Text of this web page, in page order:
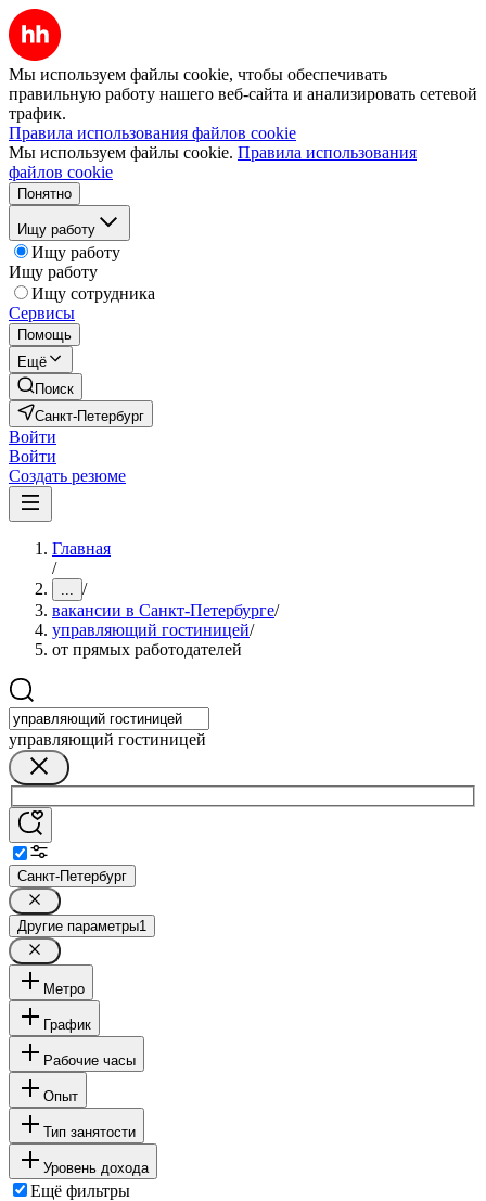
Мы используем файлы cookie, чтобы обеспечивать
правильную работу нашего веб-сайта и анализировать сетевой
трафик.
Правила использования файлов cookie
Мы используем файлы cookie. Правила использования
файлов cookie
Понятно
Ищу работу
Ищу работу
Ищу работу
Ищу сотрудника
Сервисы
Помощь
Ещё
Поиск
Санкт-Петербург
Войти
Войти
Создать резюме
Главная
/
... /
вакансии в Санкт-Петербурге/
управляющий гостиницей/
от прямых работодателей
управляющий гостиницей
Санкт-Петербург
Другие параметры1
Метро
График
Рабочие часы
Опыт
Тип занятости
Уровень дохода
Ещё фильтры